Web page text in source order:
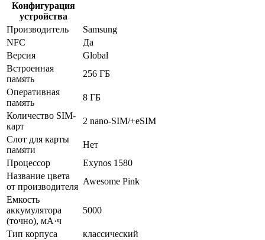
Конфигурация
устройства
Производитель
Samsung
NFC
Да
Версия
Global
Встроенная
память
256 ГБ
Оперативная
память
8 ГБ
Количество SIM-
карт
2 nano-SIM/+eSIM
Слот для карты
памяти
Нет
Процессор
Exynos 1580
Название цвета
от производителя
Awesome Pink
Емкость
аккумулятора
(точно), мА·ч
5000
Тип корпуса
классический